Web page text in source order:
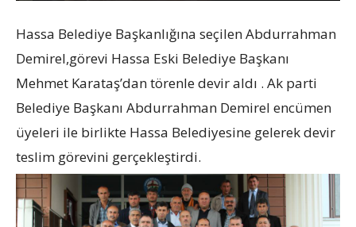
Hassa Belediye Başkanlığına seçilen Abdurrahman
Demirel,görevi Hassa Eski Belediye Başkanı
Mehmet Karataş’dan törenle devir aldı . Ak parti
Belediye Başkanı Abdurrahman Demirel encümen
üyeleri ile birlikte Hassa Belediyesine gelerek devir
teslim görevini gerçekleştirdi.